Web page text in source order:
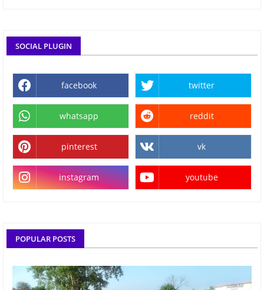
SOCIAL PLUGIN
facebook twitter
whatsapp reddit
pinterest vk
instagram youtube
POPULAR POSTS